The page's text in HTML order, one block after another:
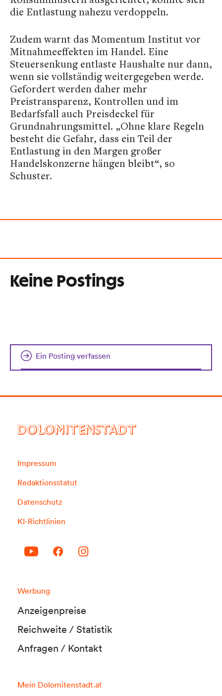
die Entlastung nahezu verdoppeln.
Zudem warnt das Momentum Institut vor
Mitnahmeeffekten im Handel. Eine
Steuersenkung entlaste Haushalte nur dann,
wenn sie vollständig weitergegeben werde.
Gefordert werden daher mehr
Preistransparenz, Kontrollen und im
Bedarfsfall auch Preisdeckel für
Grundnahrungsmittel. „Ohne klare Regeln
besteht die Gefahr, dass ein Teil der
Entlastung in den Margen großer
Handelskonzerne hängen bleibt“, so
Schuster.
Keine Postings
Ein Posting verfassen
DOLOMITENSTADT
Impressum
Redaktionsstatut
Datenschutz
KI-Richtlinien
Werbung
Anzeigenpreise
Reichweite / Statistik
Anfragen / Kontakt
Mein Dolomitenstadt.at